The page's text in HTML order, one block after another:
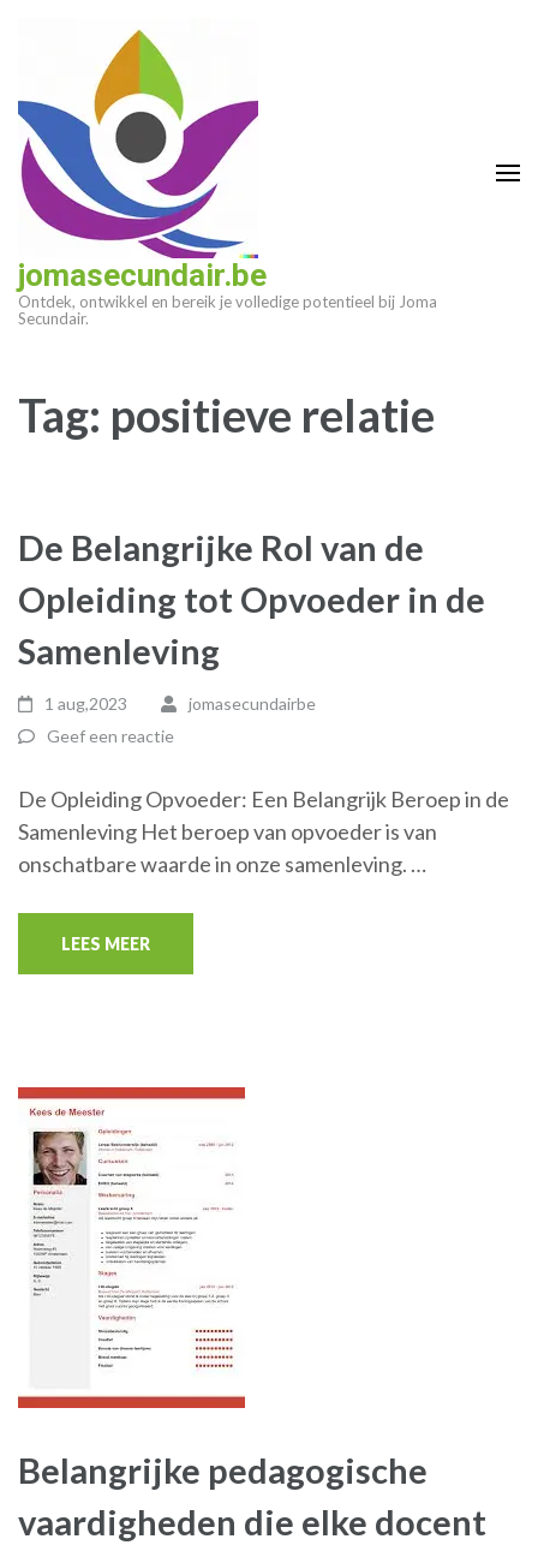
(druk
enter)
jomasecundair.be
Ontdek, ontwikkel en bereik je volledige potentieel bij Joma
Secundair.
Tag: positieve relatie
De Belangrijke Rol van de
Opleiding tot Opvoeder in de
Samenleving
1 aug,2023
jomasecundairbe
Geef een reactie
De Opleiding Opvoeder: Een Belangrijk Beroep in de
Samenleving Het beroep van opvoeder is van
onschatbare waarde in onze samenleving. …
LEES MEER
Belangrijke pedagogische
vaardigheden die elke docent